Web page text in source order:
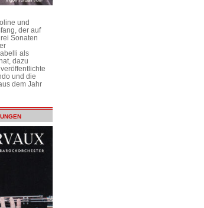
und
der auf
Sonaten
als
dazu
und die
dem Jahr